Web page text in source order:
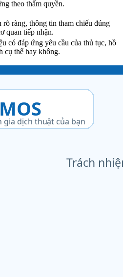
theo thẩm quyền.
rõ ràng, thông tin tham chiếu đúng
quan tiếp nhận.
có đáp ứng yêu cầu của thủ tục, hồ
cụ thể hay không.